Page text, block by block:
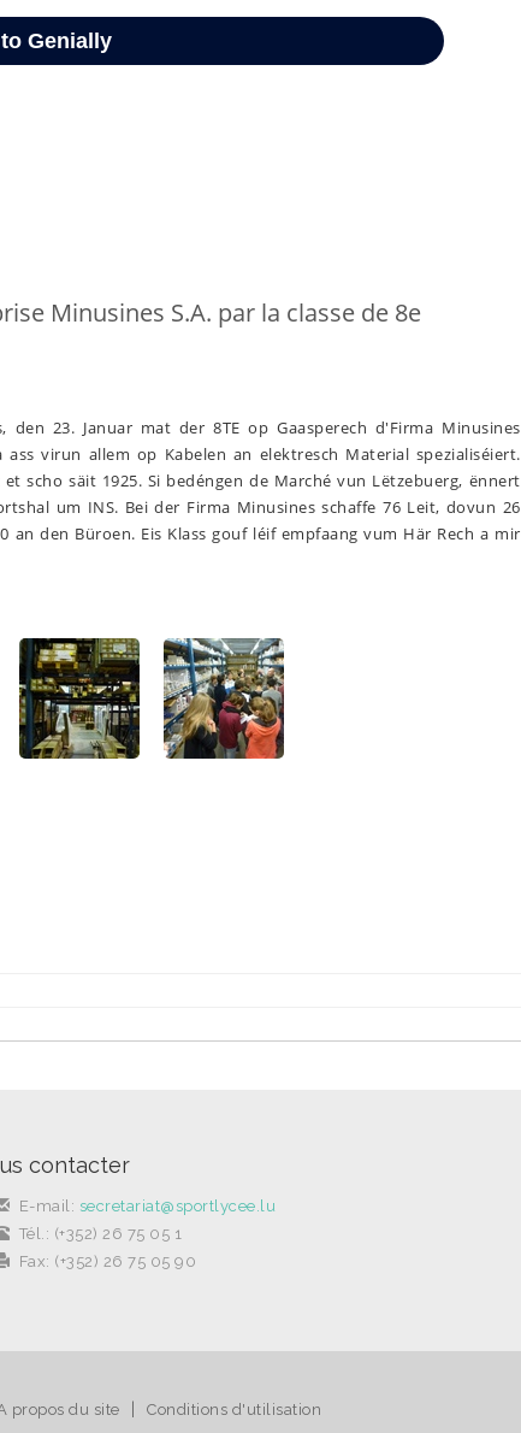
Minusines S.A. par la classe de 8e
den 23. Januar mat der 8TE op Gaasperech d'Firma Minusines
ass virun allem op Kabelen an elektresch Material spezialiséiert.
scho säit 1925. Si bedéngen de Marché vun Lëtzebuerg, ënnert
um INS. Bei der Firma Minusines schaffe 76 Leit, dovun 26
an den Büroen. Eis Klass gouf léif empfaang vum Här Rech a mir
contacter
E-mail: secretariat@sportlycee.lu
Tél.: (+352) 26 75 05 1
Fax: (+352) 26 75 05 90
propos du site Conditions d'utilisation